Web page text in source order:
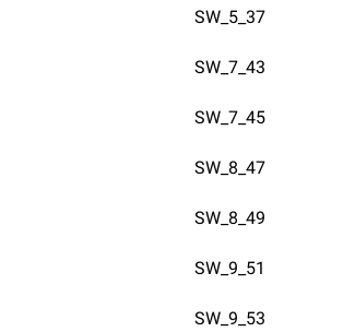
SW_5_37
SW_7_43
SW_7_45
SW_8_47
SW_8_49
SW_9_51
SW_9_53